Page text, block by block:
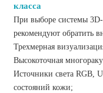
класса
При выборе системы
рекомендуют обратить
Трехмерная
Высокоточная
Источники света RGB,
состояний кожи;